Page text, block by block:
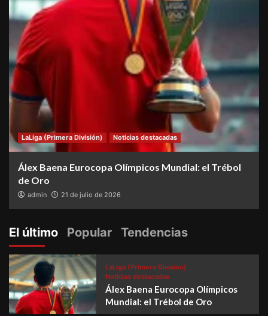
LaLiga (Primera División) Noticias destacadas
Álex Baena Eurocopa Olímpicos Mundial: el Trébol
de Oro
admin 21 de julio de 2026
El último Popular Tendencias
LaLiga (Primera División)
Noticias destacadas
Álex Baena Eurocopa Olímpicos
Mundial: el Trébol de Oro